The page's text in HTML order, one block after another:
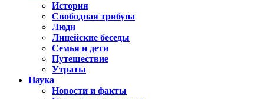
История
Свободная трибуна
Люди
Лицейские беседы
Семья и дети
Путешествие
Утраты
Наука
Новости и факты